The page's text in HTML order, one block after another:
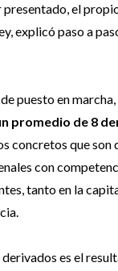
presentado, el
explicó paso a
puesto en marcha,
promedio de 8
concretos que son
con
tanto en la
derivados es el